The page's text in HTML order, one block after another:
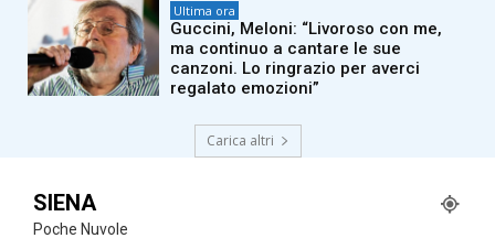
Ultima ora
Guccini, Meloni: “Livoroso con me,
ma continuo a cantare le sue
canzoni. Lo ringrazio per averci
regalato emozioni”
Carica altri
SIENA
Poche Nuvole